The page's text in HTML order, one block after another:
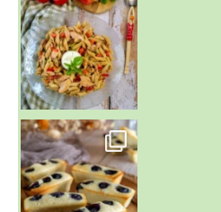
~ FINANCIERS MYRTILLES ET CITRON ~
Aujourd'hu